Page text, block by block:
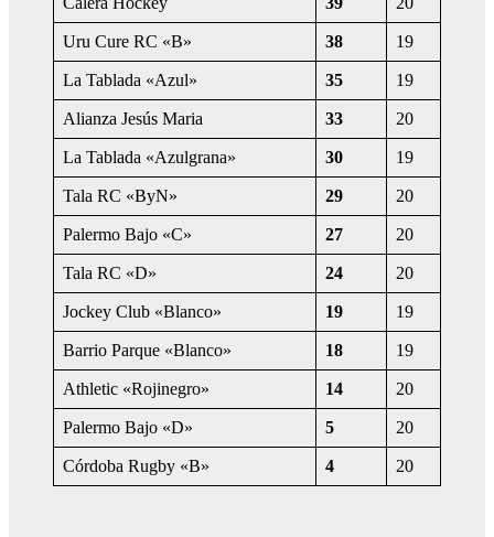
Uru Cure RC «B» 38 19
La Tablada «Azul» 35 19
Alianza Jesús Maria 33 20
La Tablada «Azulgrana» 30 19
Tala RC «ByN» 29 20
Palermo Bajo «C» 27 20
Tala RC «D» 24 20
Jockey Club «Blanco» 19 19
Barrio Parque «Blanco» 18 19
Athletic «Rojinegro» 14 20
Palermo Bajo «D» 5 20
Córdoba Rugby «B» 4 20